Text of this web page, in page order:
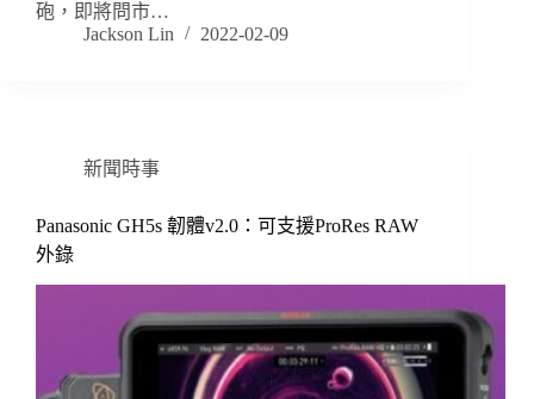
砲，即將問市…
Jackson Lin
2022-02-09
新聞時事
Panasonic GH5s 韌體v2.0：可支援ProRes RAW
外錄